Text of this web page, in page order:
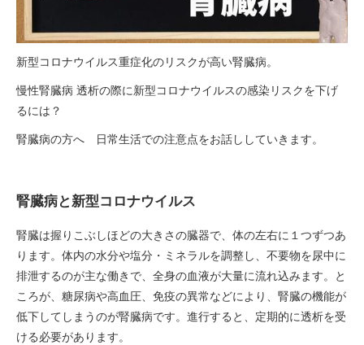
新型コロナウイルス重症化のリスクが高い腎臓病。
慢性腎臓病 透析の際に新型コロナウイルスの感染リスクを下げ
るには？
腎臓病の方へ 日常生活での注意点をお話ししていきます。
腎臓病と新型コロナウイルス
腎臓は握りこぶしほどの大きさの臓器で、体の左右に１つずつあ
ります。体内の水分や塩分・ミネラルを調整し、不要物を尿中に
排泄するのが主な働きで、全身の血液が大量に流れ込みます。と
ころが、糖尿病や高血圧、免疫の異常などにより、腎臓の機能が
低下してしまうのが腎臓病です。進行すると、定期的に透析を受
ける必要があります。